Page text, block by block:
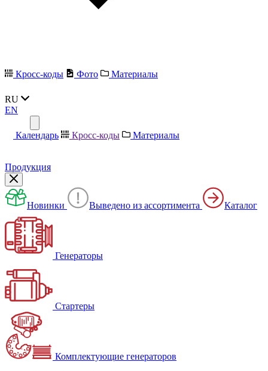
Кросс-коды Фото Материалы
RU
EN
Календарь Кросс-коды Материалы
Продукция
Новинки Выведено из ассортимента Каталог
Генераторы
Стартеры
Комплектующие генераторов